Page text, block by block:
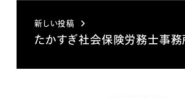
新しい投稿
たかすぎ社会保険労務士事務